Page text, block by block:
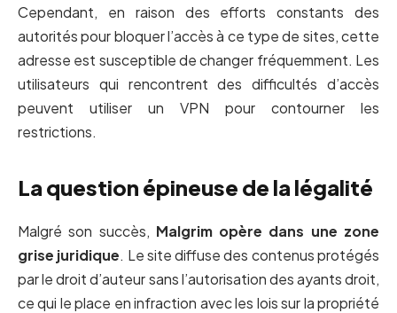
Cependant, en raison des efforts constants des
autorités pour bloquer l’accès à ce type de sites, cette
adresse est susceptible de changer fréquemment. Les
utilisateurs qui rencontrent des difficultés d’accès
peuvent utiliser un VPN pour contourner les
restrictions.
La question épineuse de la légalité
Malgré son succès, Malgrim opère dans une zone
grise juridique. Le site diffuse des contenus protégés
par le droit d’auteur sans l’autorisation des ayants droit,
ce qui le place en infraction avec les lois sur la propriété